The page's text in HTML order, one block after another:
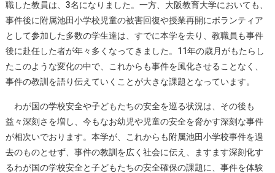
職した教員は、3名になりました。一方、大阪教育大学においても、
事件後に附属池田小学校児童の被害回復や授業再開にボランティア
として参加した多数の学生達は、すでに本学を去り、教職員も事件
後に赴任した者が年々多くなってきました。11年の歳月がもたらし
たこのような変化の中で、これからも事件を風化させることなく、
事件の教訓を語り伝えていくことが大きな課題となっています。
わが国の学校安全や子どもたちの安全を巡る状況は、その後も
益々深刻さを増し、今もなお幼児や児童の安全を脅かす深刻な事件
が相次いでおります。本学が、これからも附属池田小学校事件を過
去のものとせず、事件の教訓を広く社会に伝え、ますます深刻化す
るわが国の学校安全と子どもたちの安全確保の課題に、事件を体験